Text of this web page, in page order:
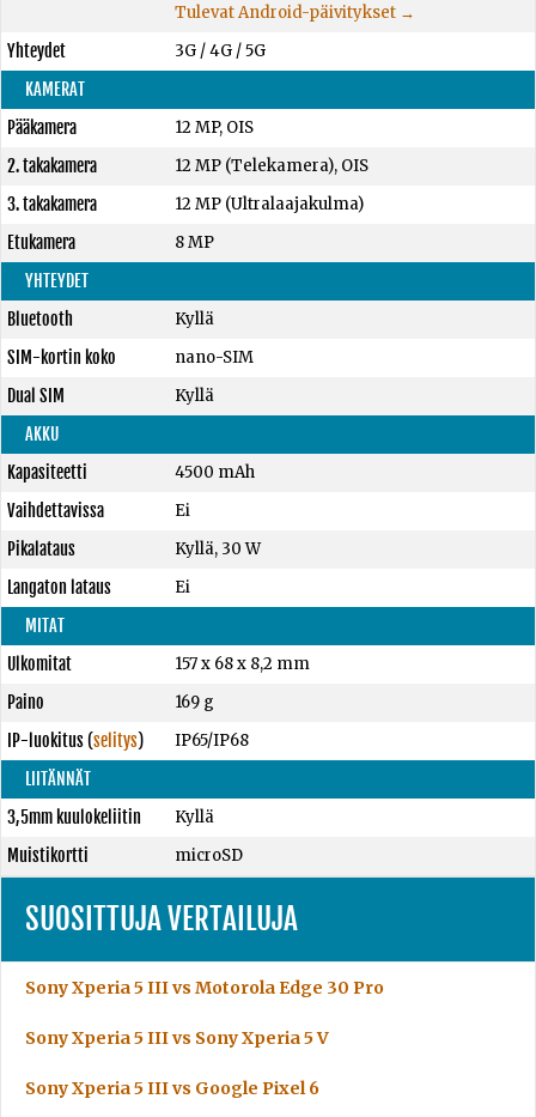
Tulevat Android-päivitykset →
Yhteydet
3G / 4G / 5G
KAMERAT
Pääkamera
12 MP, OIS
2. takakamera
12 MP (Telekamera), OIS
3. takakamera
12 MP (Ultralaajakulma)
Etukamera
8 MP
YHTEYDET
Bluetooth
Kyllä
SIM-kortin koko
nano-SIM
Dual SIM
Kyllä
AKKU
Kapasiteetti
4500 mAh
Vaihdettavissa
Ei
Pikalataus
Kyllä, 30 W
Langaton lataus
Ei
MITAT
Ulkomitat
157 x 68 x 8,2 mm
Paino
169 g
IP-luokitus(selitys)
IP65/IP68
LIITÄNNÄT
3,5mm kuulokeliitin
Kyllä
Muistikortti
microSD
SUOSITTUJA VERTAILUJA
Sony Xperia 5 III vs Motorola Edge 30 Pro
Sony Xperia 5 III vs Sony Xperia 5 V
Sony Xperia 5 III vs Google Pixel 6